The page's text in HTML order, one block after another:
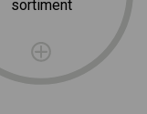
sortiment